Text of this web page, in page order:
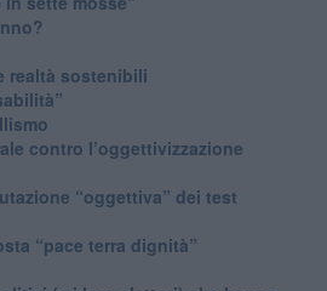
realtà sostenibili
contro l’oggettivizzazione
“oggettiva” dei test
“pace terra dignità”